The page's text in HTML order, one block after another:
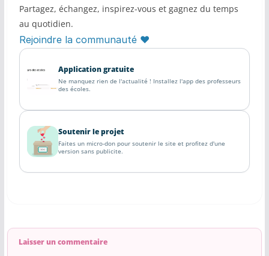
Partagez, échangez, inspirez-vous et gagnez du temps
au quotidien.
Rejoindre la communauté ♥
Application gratuite
Ne manquez rien de l'actualité ! Installez l'app des professeurs
des écoles.
Soutenir le projet
Faites un micro-don pour soutenir le site et profitez d'une
version sans publicite.
Laisser un commentaire